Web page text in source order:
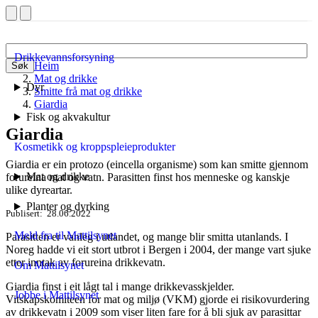
Søk
Drikkevannsforsyning
Dyr
Fisk og akvakultur
Kosmetikk og kroppspleieprodukter
Mat og drikke
Planter og dyrking
Meld fra til Mattilsynet
Om Mattilsynet
Jobbe i Mattilsynet
Heim
Mat og drikke
Smitte frå mat og drikke
Giardia
Giardia
Giardia er ein protozo (eincella organisme) som kan smitte gjennom
forureina mat og vatn. Parasitten finst hos menneske og kanskje
ulike dyreartar.
Publisert 28.06.2022
Parasitten er vanleg i utlandet, og mange blir smitta utanlands. I
Noreg hadde vi eit stort utbrot i Bergen i 2004, der mange vart sjuke
etter inntak av forureina drikkevatn.
Giardia finst i eit lågt tal i mange drikkevasskjelder.
Vitskapskomiteen for mat og miljø (VKM) gjorde ei risikovurdering
av drikkevatn i 2009 som viser liten fare for å bli sjuk av parasittar